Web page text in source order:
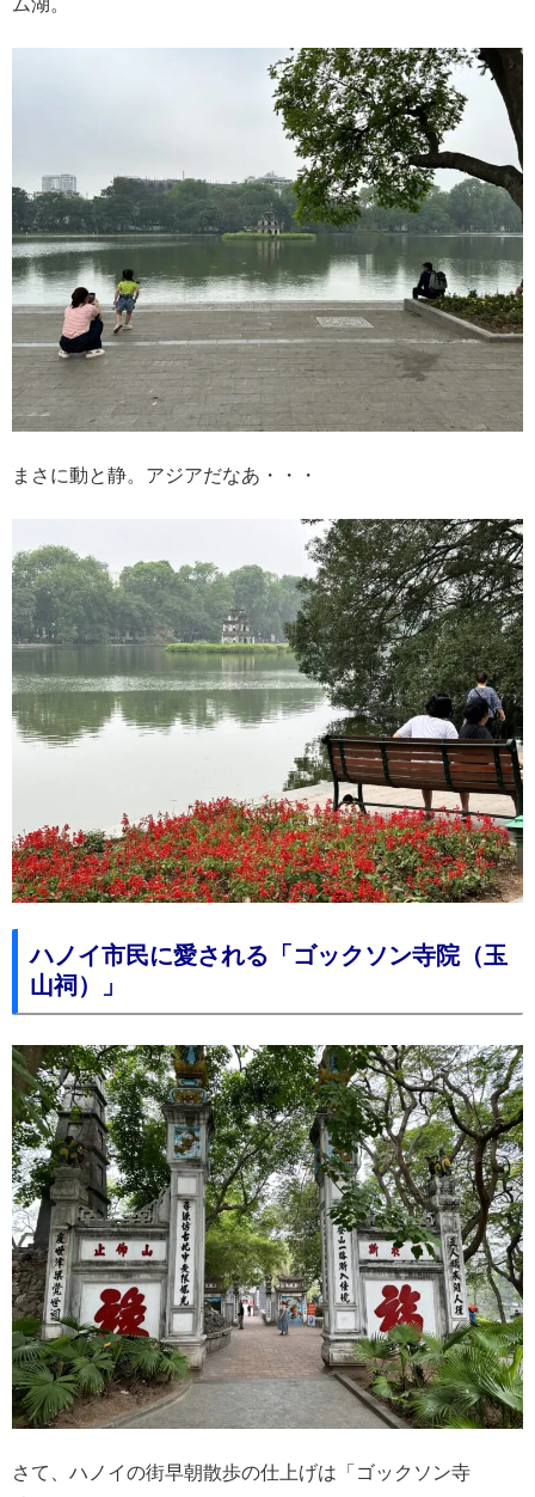
まさに動と静。アジアだなあ・・・
ハノイ市民に愛される「ゴックソン寺院（玉
山祠）」
さて、ハノイの街早朝散歩の仕上げは「ゴックソン寺